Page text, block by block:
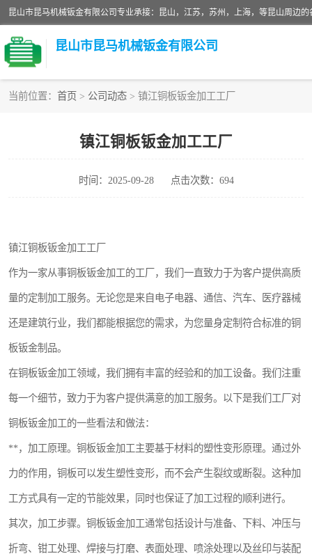
昆山市昆马机械钣金有限公司
当前位置： 首页 > 公司动态 > 镇江铜板钣金加工工厂
镇江铜板钣金加工工厂
时间：2025-09-28 点击次数：694
镇江铜板钣金加工工厂
作为一家从事铜板钣金加工的工厂，我们一直致力于为客户提供高质
量的定制加工服务。无论您是来自电子电器、通信、汽车、医疗器械
还是建筑行业，我们都能根据您的需求，为您量身定制符合标准的铜
板钣金制品。
在铜板钣金加工领域，我们拥有丰富的经验和的加工设备。我们注重
每一个细节，致力于为客户提供满意的加工服务。以下是我们工厂对
铜板钣金加工的一些看法和做法：
**，加工原理。铜板钣金加工主要基于材料的塑性变形原理。通过外
力的作用，铜板可以发生塑性变形，而不会产生裂纹或断裂。这种加
工方式具有一定的节能效果，同时也保证了加工过程的顺利进行。
其次，加工步骤。铜板钣金加工通常包括设计与准备、下料、冲压与
折弯、钳工处理、焊接与打磨、表面处理、喷涂处理以及丝印与装配
不锈钢钣金加工
大理石拼花钣金加工
激光切割钣金加工